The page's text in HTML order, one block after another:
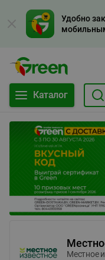
Удобно
Каталог
Местное